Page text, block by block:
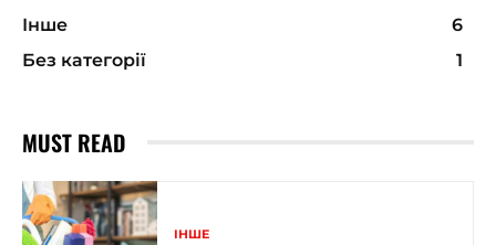
Інше
6
Без категорії
1
MUST READ
ІНШЕ